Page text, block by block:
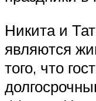
Никита и
являются
того, что